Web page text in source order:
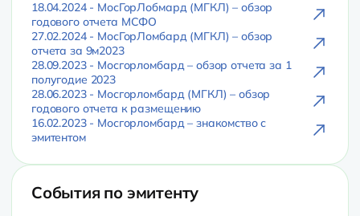
18.04.2024 - МосГорЛобмард (МГКЛ) – обзор
годового отчета МСФО
27.02.2024 - МосГорЛомбард (МГКЛ) – обзор
отчета за 9м2023
28.09.2023 - Мосгорломбард – обзор отчета за 1
полугодие 2023
28.06.2023 - Мосгорломбард (МГКЛ) – обзор
годового отчета к размещению
16.02.2023 - Мосгорломбард – знакомство с
эмитентом
События по эмитенту